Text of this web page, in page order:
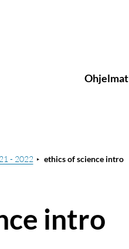
Ohjelmat
- 2022 ethics of science intro
intro